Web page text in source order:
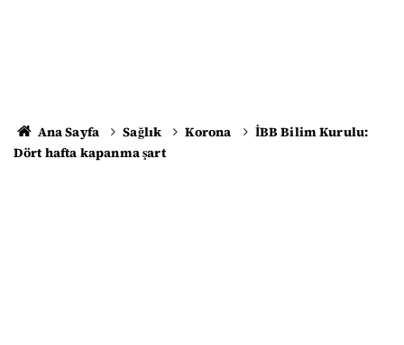
Ana Sayfa Sağlık Korona
İBB Bilim Kurulu:
Dört hafta kapanma şart